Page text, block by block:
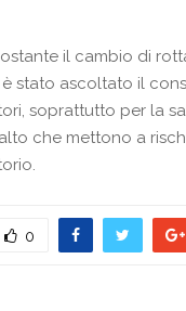
il cambio di
stato ascoltato il
soprattutto per la
che mettono a
0